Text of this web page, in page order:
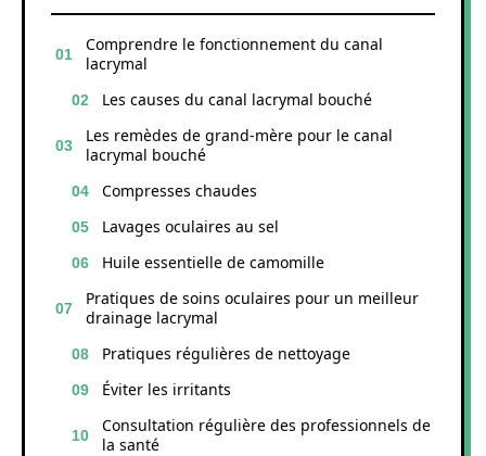
Comprendre le fonctionnement du canal
lacrymal
Les causes du canal lacrymal bouché
Les remèdes de grand-mère pour le canal
lacrymal bouché
Compresses chaudes
Lavages oculaires au sel
Huile essentielle de camomille
Pratiques de soins oculaires pour un meilleur
drainage lacrymal
Pratiques régulières de nettoyage
Éviter les irritants
Consultation régulière des professionnels de
la santé